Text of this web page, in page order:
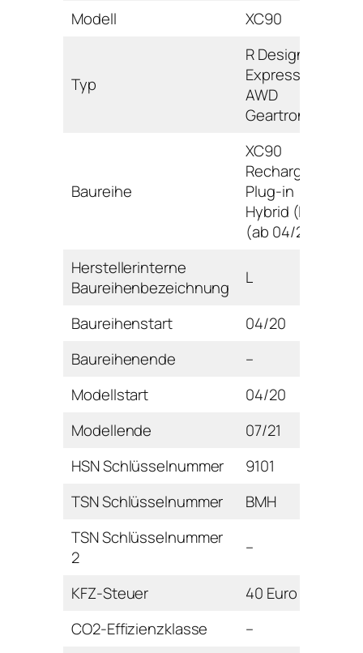
Modell
XC90
Typ
R Design
Expression
AWD
Geartronic
Baureihe
XC90
Recharge
Plug-in
Hybrid (L)
(ab 04/20)
Herstellerinterne
Baureihenbezeichnung
L
Baureihenstart
04/20
Baureihenende
–
Modellstart
04/20
Modellende
07/21
HSN Schlüsselnummer
9101
TSN Schlüsselnummer
BMH
TSN Schlüsselnummer
2
–
KFZ-Steuer
40 Euro
CO2-Effizienzklasse
–